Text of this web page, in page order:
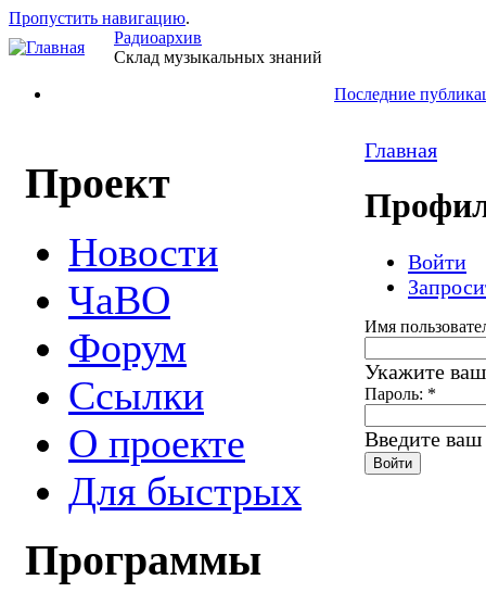
Пропустить навигацию.
Радиоархив
Склад музыкальных знаний
Последние
Проект
Новости
ЧаВО
Форум
Ссылки
О проекте
Для быстрых
Программы
Главная
Войти
Имя
Укажите
Пароль: *
Введите ваш